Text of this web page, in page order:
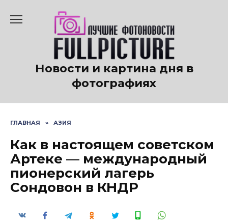
содержанию
Новости и картина дня в
фотографиях
ГЛАВНАЯ » АЗИЯ
Как в настоящем советском
Артеке — международный
пионерский лагерь
Сондовон в КНДР